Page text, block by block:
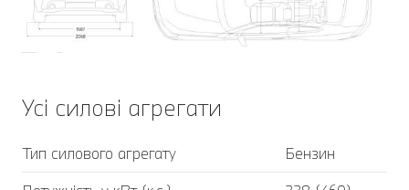
Усі силові агрегати
Тип силового агрегату
Бензин